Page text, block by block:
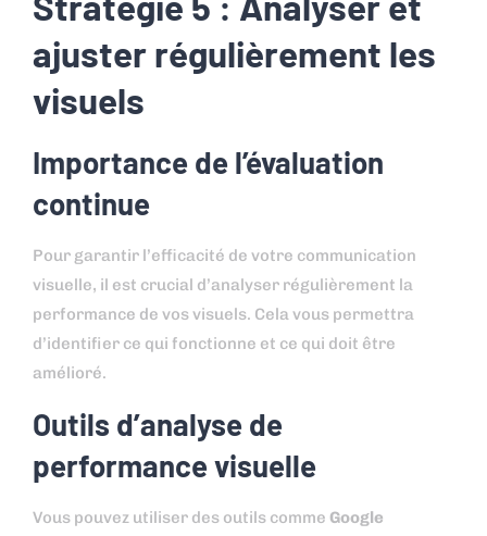
ajuster régulièrement les
visuels
Importance de l’évaluation
continue
Pour garantir l’efficacité de votre communication
visuelle, il est crucial d’analyser régulièrement la
performance de vos visuels. Cela vous permettra
d’identifier ce qui fonctionne et ce qui doit être
amélioré.
Outils d’analyse de
performance visuelle
Vous pouvez utiliser des outils comme Google